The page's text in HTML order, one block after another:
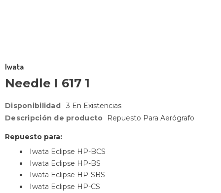
Iwata
Needle I 617 1
Disponibilidad
3 En Existencias
Descripción de producto
Repuesto Para Aerógrafo
Repuesto para:
Iwata Eclipse HP-BCS
Iwata Eclipse HP-BS
Iwata Eclipse HP-SBS
Iwata Eclipse HP-CS